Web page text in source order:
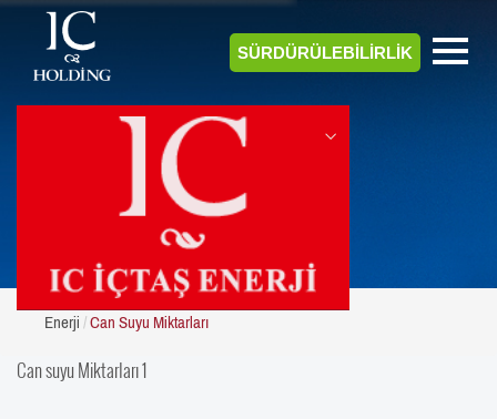
SÜRDÜRÜLEBİLİRLİK
ENERJİ
Enerji Can Suyu Miktarları
Can suyu Miktarları 1